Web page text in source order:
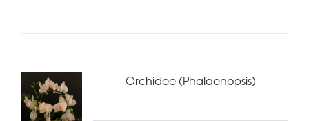
Orchidee (Phalaenopsis)